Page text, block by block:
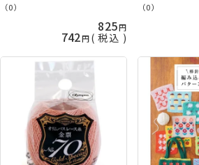
（0）
825
742 税込
（0）